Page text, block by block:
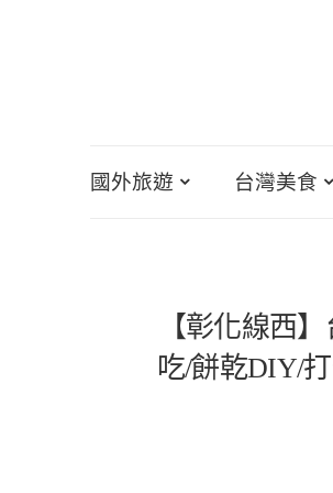
國外旅遊 台灣美食
【彰化線西
吃/餅乾DIY/